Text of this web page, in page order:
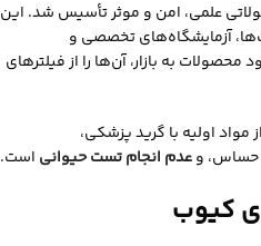
علمی، امن و موثر تأسیس شد. این
آزمایشگاه‌های تخصصی و
به بازار، آن‌ها را از فیلترهای
اولیه با گرید پزشکی،
حساس، وعدم انجام تست حیوانی است.
کیوب